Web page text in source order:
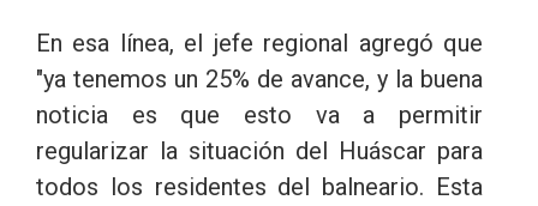
En esa línea, el jefe regional agregó que
"ya tenemos un 25% de avance, y la buena
noticia es que esto va a permitir
regularizar la situación del Huáscar para
todos los residentes del balneario. Esta